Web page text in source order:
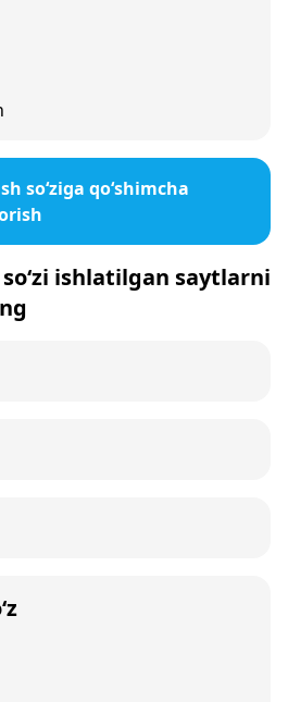
so‘ziga qo‘shimcha
ishlatilgan saytlarni